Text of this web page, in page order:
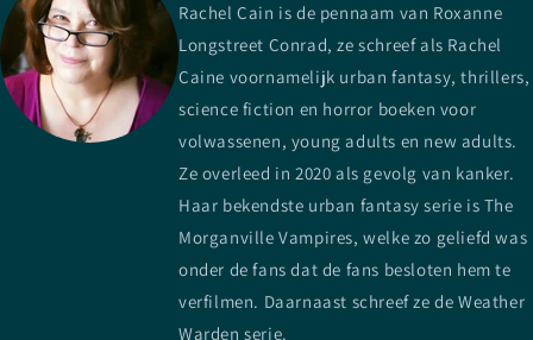
Rachel Cain is de pennaam van Roxanne
Longstreet Conrad, ze schreef als Rachel
Caine voornamelijk urban fantasy, thrillers,
science fiction en horror boeken voor
volwassenen, young adults en new adults.
Ze overleed in 2020 als gevolg van kanker.
Haar bekendste urban fantasy serie is The
Morganville Vampires, welke zo geliefd was
onder de fans dat de fans besloten hem te
verfilmen. Daarnaast schreef ze de Weather
Warden serie.